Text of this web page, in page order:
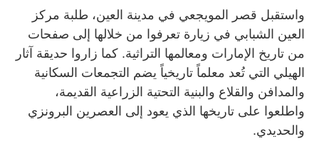
واستقبل قصر المويجعي في مدينة العين، طلبة مركز
العين الشبابي في زيارة تعرفوا من خلالها إلى صفحات
من تاريخ الإمارات ومعالمها التراثية. كما زاروا حديقة آثار
الهيلي التي تُعد معلماً تاريخياً يضم التجمعات السكانية
والمدافن والقلاع والبنية التحتية الزراعية القديمة،
واطلعوا على تاريخها الذي يعود إلى العصرين البرونزي
والحديدي.